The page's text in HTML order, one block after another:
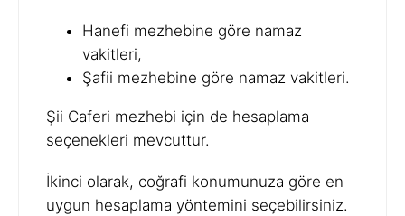
Hanefi mezhebine göre namaz
vakitleri,
Şafii mezhebine göre namaz vakitleri.
Şii Caferi mezhebi için de hesaplama
seçenekleri mevcuttur.
İkinci olarak, coğrafi konumunuza göre en
uygun hesaplama yöntemini seçebilirsiniz.